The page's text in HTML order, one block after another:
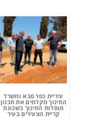
עיריית כפר סבא ומשרד
החינוך מקדמים את תכנון
מוסדות החינוך בשכונת
קריית הצעירים בעיר